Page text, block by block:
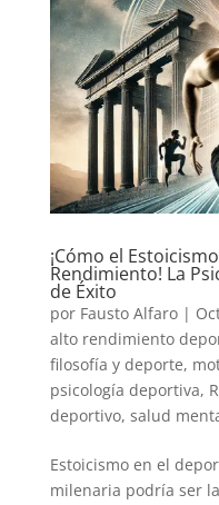
¡Cómo el
Rendimiento! La
de Éxito
por Fausto Alfaro|
alto rendimiento
filosofía y deporte,
psicología deportiva,
deportivo, salud
Estoicismo en el
milenaria podría ser